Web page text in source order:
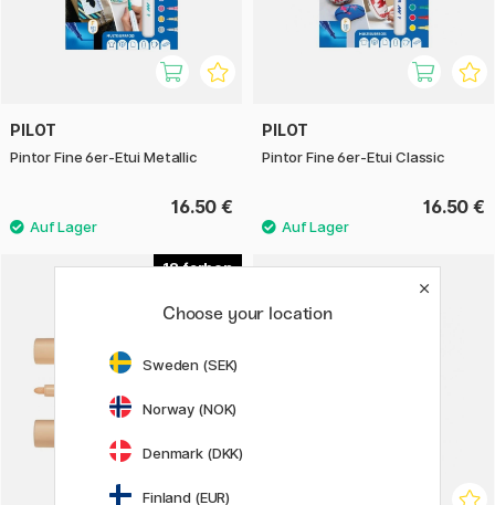
PILOT
Pintor Fine 6er-Etui Metallic
16.50 €
PILOT
Pintor Fine 6er-Etui Classic
16.50 €
18
Choose your location
Sweden (SEK)
Norway (NOK)
Denmark (DKK)
Finland (EUR)